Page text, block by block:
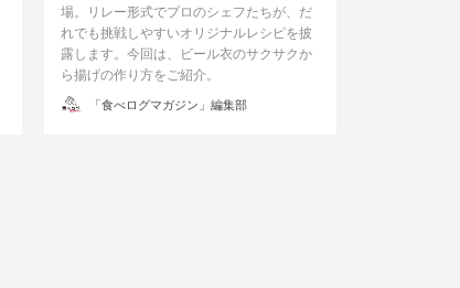
場。リレー形式でプロのシェフたちが、だ
れでも挑戦しやすいオリジナルレシピを披
露します。今回は、ビール衣のサクサクか
ら揚げの作り方をご紹介。
投「食べログマガジン」編集部